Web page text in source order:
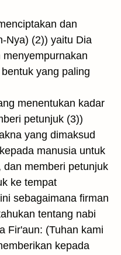
dan
Nya) (2)) yaitu Dia
yang paling
menentukan kadar
petunjuk (3))
yang dimaksud
manusia untuk
memberi petunjuk
ke tempat
sebagaimana firman
tentang nabi
Fir'aun: (Tuhan kami
kepada